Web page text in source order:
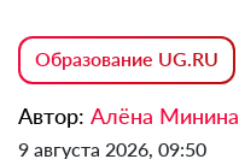
Образование UG.RU
Автор: Алёна Минина
9 августа 2026, 09:50